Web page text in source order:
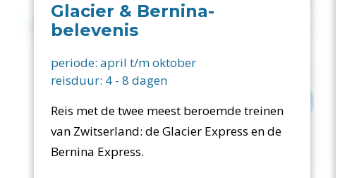
Glacier & Bernina-
belevenis
periode: april t/m oktober
reisduur: 4 - 8 dagen
Reis met de twee meest beroemde treinen
van Zwitserland: de Glacier Express en de
Bernina Express.